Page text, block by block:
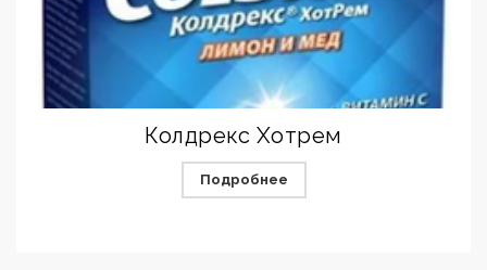
Колдрекс Хотрем
Подробнее